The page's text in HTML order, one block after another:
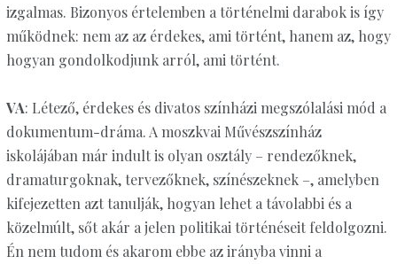
izgalmas. Bizonyos értelemben a történelmi darabok is így
működnek: nem az az érdekes, ami történt, hanem az, hogy
hogyan gondolkodjunk arról, ami történt.
VA: Létező, érdekes és divatos színházi megszólalási mód a
dokumentum-dráma. A moszkvai Művészszínház
iskolájában már indult is olyan osztály – rendezőknek,
dramaturgoknak, tervezőknek, színészeknek –, amelyben
kifejezetten azt tanulják, hogyan lehet a távolabbi és a
közelmúlt, sőt akár a jelen politikai történéseit feldolgozni.
Én nem tudom és akarom ebbe az irányba vinni a